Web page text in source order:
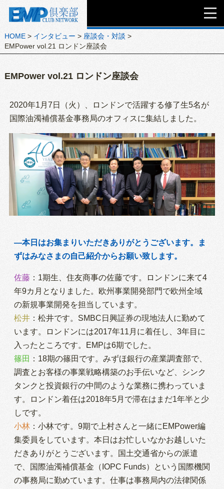
HOME> インタビュー > 座談会・対談 >
EMPower vol.21 ロンドン座談会
EMPower vol.21 ロンドン座談会
2020年1月7日（火）、ロンドンで活躍する修了生5名が
国際油濁補償基金事務局のオフィスに集結しました。
―本日はお集まりいただきありがとうございます。ま
ずはみなさまの自己紹介からお願い致します。
佐藤：1期生、住友商事の佐藤です。ロンドンに来て4
年9カ月となりました。欧州事業開発部門で欧州全域
の新規事業開発を担当しています。
松井：松井です。SMBC日興証券の現地法人に勤めて
います。ロンドンには2017年11月に着任し、3年目に
入ったところです。EMPは6期でした。
篠田 ：18期の篠田です。みずほ銀行の産業調査部で、
調査とお客様の事業戦略構築のお手伝いなど、シンク
タンクと投資銀行の中間のような業務に携わっていま
す。ロンドン着任は2018年5月で滞在はまだ1年半と少
しです。
小林：小林です。9期で上村さんと一緒にEMPower編
集委員をしています。本日はお忙しいなかお越しいた
だきありがとうございます。国土交通省からの派遣
で、国際油濁補償基金（IOPC Funds）という国際機関
の事務局に勤めています。仕事は事務局内の法律関係